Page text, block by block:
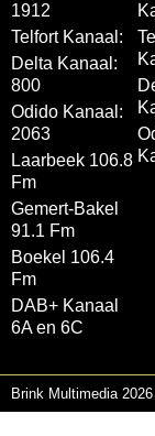
1912
Telfort Kanaal:
Delta Kanaal:
800
Odido Kanaal:
2063
Laarbeek 106.8
Fm
Gemert-Bakel
91.1 Fm
Boekel 106.4
Fm
DAB+ Kanaal
6A en 6C
Brink Multimedia